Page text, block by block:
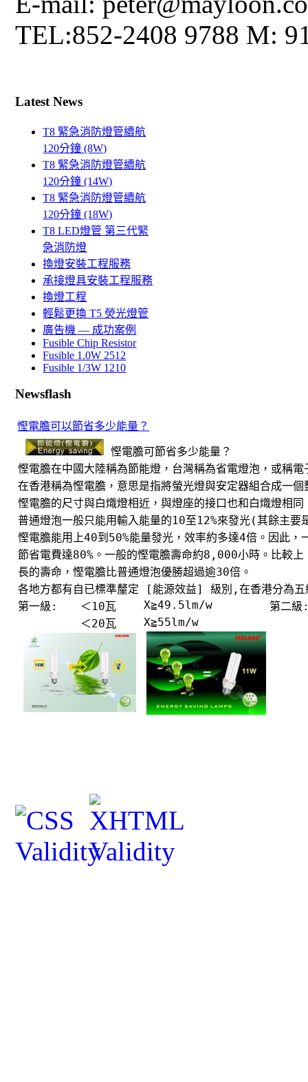
TEL:852-2408 9788 M:
Latest News
T8 緊急消防燈管續航
120分鐘 (8W)
T8 緊急消防燈管續航
120分鐘 (14W)
T8 緊急消防燈管續航
120分鐘 (18W)
T8 LED燈管 第三代緊
急消防燈
換燈安裝工程服務
承接燈具安裝工程服務
換燈工程
輕鬆更換 T5 熒光燈管
廣告機 — 成功案例
Fusible Chip Resistor
Fusible 1.0W 2512
Fusible 1/3W 1210
Newsflash
慳電膽可以節省多少能量？
慳電膽可節省多少能量？
慳電膽在中國大陸稱為節能燈，台灣稱為省電燈泡，或稱
在香港稱為慳電膽，意思是指將螢光燈與安定器組合成一
慳電膽的尺寸與白熾燈相近，與燈座的接口也和白熾燈相
普通燈泡一般只能用輸入能量的10至12%來發光(其餘主
慳電膽能用上40到50%能量發光，效率約多達4倍。因此
節省電費達80%。一般的慳電膽壽命約8,000小時。比較
長的壽命，慳電膽比普通燈泡優勝超過逾30倍。
各地方都有自已標準釐定 [能源效益] 級別,在香港分為
第一級:
＜10瓦 X≧49.5lm/w
第二
＜20瓦
X≧55lm/w